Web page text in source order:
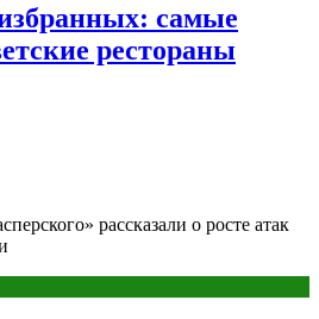
самые
рестораны
рассказали о росте атак